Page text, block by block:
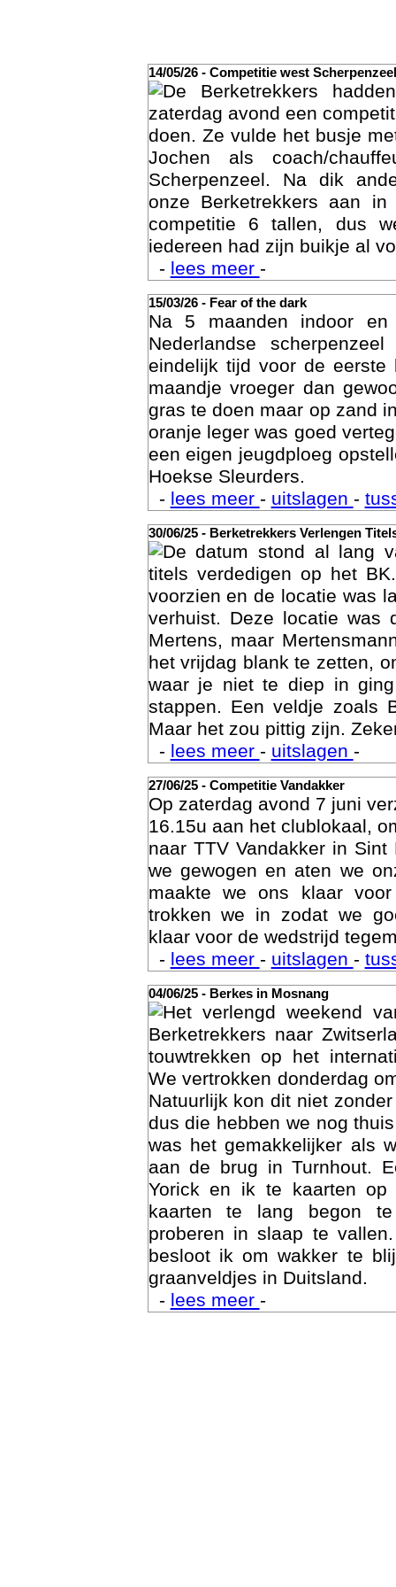
14/05/26 - Competitie west Scherpenzeel
De Berketrekkers
zaterdag avond een
doen. Ze vulde het busje
Jochen als coach/
Scherpenzeel. Na dik
onze Berketrekkers aan
competitie 6 tallen, dus
iedereen had zijn buikje al
- lees meer -
15/03/26 - Fear of the dark
Na 5 maanden indoor
Nederlandse
eindelijk tijd voor de eerste
maandje vroeger dan
gras te doen maar op zand
oranje leger was goed
een eigen jeugdploeg
Hoekse Sleurders.
- lees meer - uitslagen -
30/06/25 - Berketrekkers Verlengen
De datum stond al lang
titels verdedigen op het
voorzien en de locatie was
verhuist. Deze locatie was
Mertens, maar
het vrijdag blank te zetten,
waar je niet te diep in
stappen. Een veldje zoals
Maar het zou pittig zijn.
- lees meer - uitslagen -
27/06/25 - Competitie Vandakker
Op zaterdag avond 7 juni
16.15u aan het clublokaal,
naar TTV Vandakker in
we gewogen en aten we
maakte we ons klaar
trokken we in zodat we
klaar voor de wedstrijd
- lees meer - uitslagen -
04/06/25 - Berkes in Mosnang
Het verlengd weekend
Berketrekkers naar
touwtrekken op het
We vertrokken donderdag
Natuurlijk kon dit niet
dus die hebben we nog
was het gemakkelijker als
aan de brug in Turnhout.
Yorick en ik te kaarten op
kaarten te lang begon
proberen in slaap te
besloot ik om wakker te
graanveldjes in Duitsland.
- lees meer -